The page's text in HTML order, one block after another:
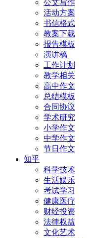
公文写作
活动方案
书信格式
教案下载
报告模板
演讲稿
工作计划
教学相关
高中作文
总结模板
合同协议
学术研究
小学作文
中学作文
节日作文
知乎
科学技术
生活娱乐
考试学习
健康医疗
财经投资
法律权益
文化艺术